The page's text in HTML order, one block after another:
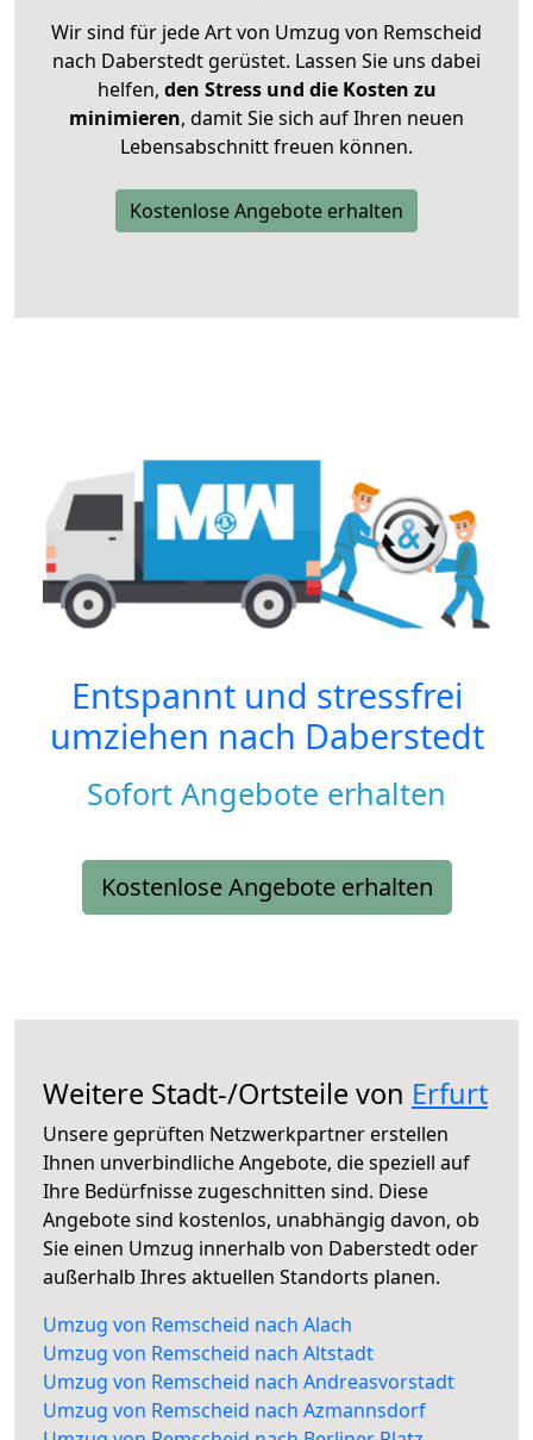
Wir sind für jede Art von Umzug von Remscheid
nach Daberstedt gerüstet. Lassen Sie uns dabei
helfen, den Stress und die Kosten zu
minimieren, damit Sie sich auf Ihren neuen
Lebensabschnitt freuen können.
Kostenlose Angebote erhalten
Entspannt und stressfrei
umziehen nach Daberstedt
Sofort Angebote erhalten
Kostenlose Angebote erhalten
Weitere Stadt-/Ortsteile von Erfurt
Unsere geprüften Netzwerkpartner erstellen
Ihnen unverbindliche Angebote, die speziell auf
Ihre Bedürfnisse zugeschnitten sind. Diese
Angebote sind kostenlos, unabhängig davon, ob
Sie einen Umzug innerhalb von Daberstedt oder
außerhalb Ihres aktuellen Standorts planen.
Umzug von Remscheid nach Alach
Umzug von Remscheid nach Altstadt
Umzug von Remscheid nach Andreasvorstadt
Umzug von Remscheid nach Azmannsdorf